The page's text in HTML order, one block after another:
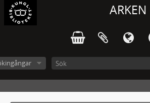
ARKEN